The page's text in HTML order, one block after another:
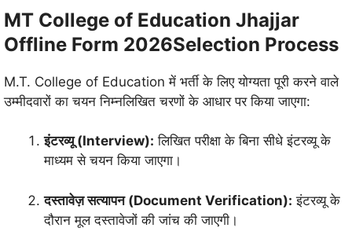
MT College of Education Jhajjar
Offline Form 2026Selection Process
M.T. College of Education में भर्ती के लिए योग्यता पूरी करने वाले
उम्मीदवारों का चयन निम्नलिखित चरणों के आधार पर किया जाएगा:
इंटरव्यू (Interview): लिखित परीक्षा के बिना सीधे इंटरव्यू के
माध्यम से चयन किया जाएगा।
दस्तावेज़ सत्यापन (Document Verification): इंटरव्यू के
दौरान मूल दस्तावेजों की जांच की जाएगी।